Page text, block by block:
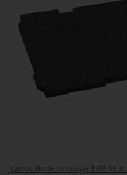
Tanos Bodeneinlage EPP 15